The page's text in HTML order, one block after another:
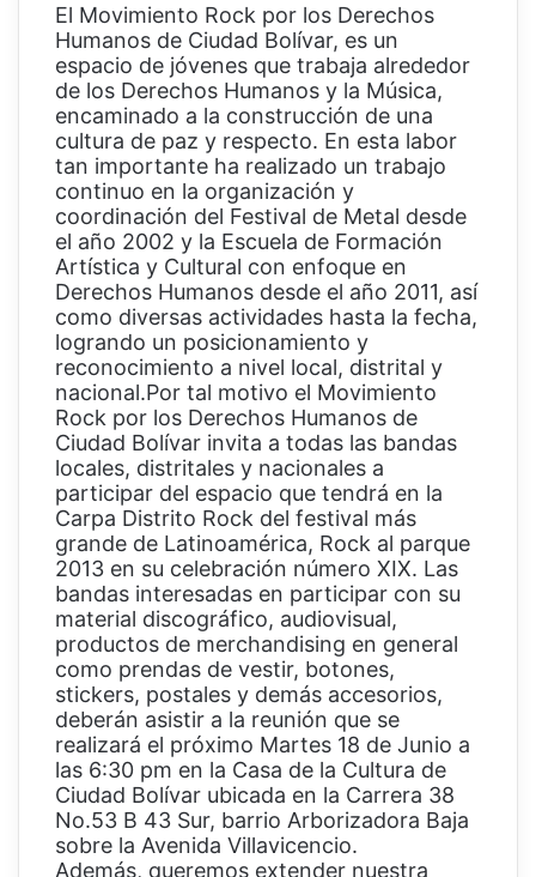
El Movimiento Rock por los Derechos
Humanos de Ciudad Bolívar, es un
espacio de jóvenes que trabaja alrededor
de los Derechos Humanos y la Música,
encaminado a la construcción de una
cultura de paz y respecto. En esta labor
tan importante ha realizado un trabajo
continuo en la organización y
coordinación del Festival de Metal desde
el año 2002 y la Escuela de Formación
Artística y Cultural con enfoque en
Derechos Humanos desde el año 2011, así
como diversas actividades hasta la fecha,
logrando un posicionamiento y
reconocimiento a nivel local, distrital y
nacional.Por tal motivo el Movimiento
Rock por los Derechos Humanos de
Ciudad Bolívar invita a todas las bandas
locales, distritales y nacionales a
participar del espacio que tendrá en la
Carpa Distrito Rock del festival más
grande de Latinoamérica, Rock al parque
2013 en su celebración número XIX. Las
bandas interesadas en participar con su
material discográfico, audiovisual,
productos de merchandising en general
como prendas de vestir, botones,
stickers, postales y demás accesorios,
deberán asistir a la reunión que se
realizará el próximo Martes 18 de Junio a
las 6:30 pm en la Casa de la Cultura de
Ciudad Bolívar ubicada en la Carrera 38
No.53 B 43 Sur, barrio Arborizadora Baja
sobre la Avenida Villavicencio.
Además, queremos extender nuestra